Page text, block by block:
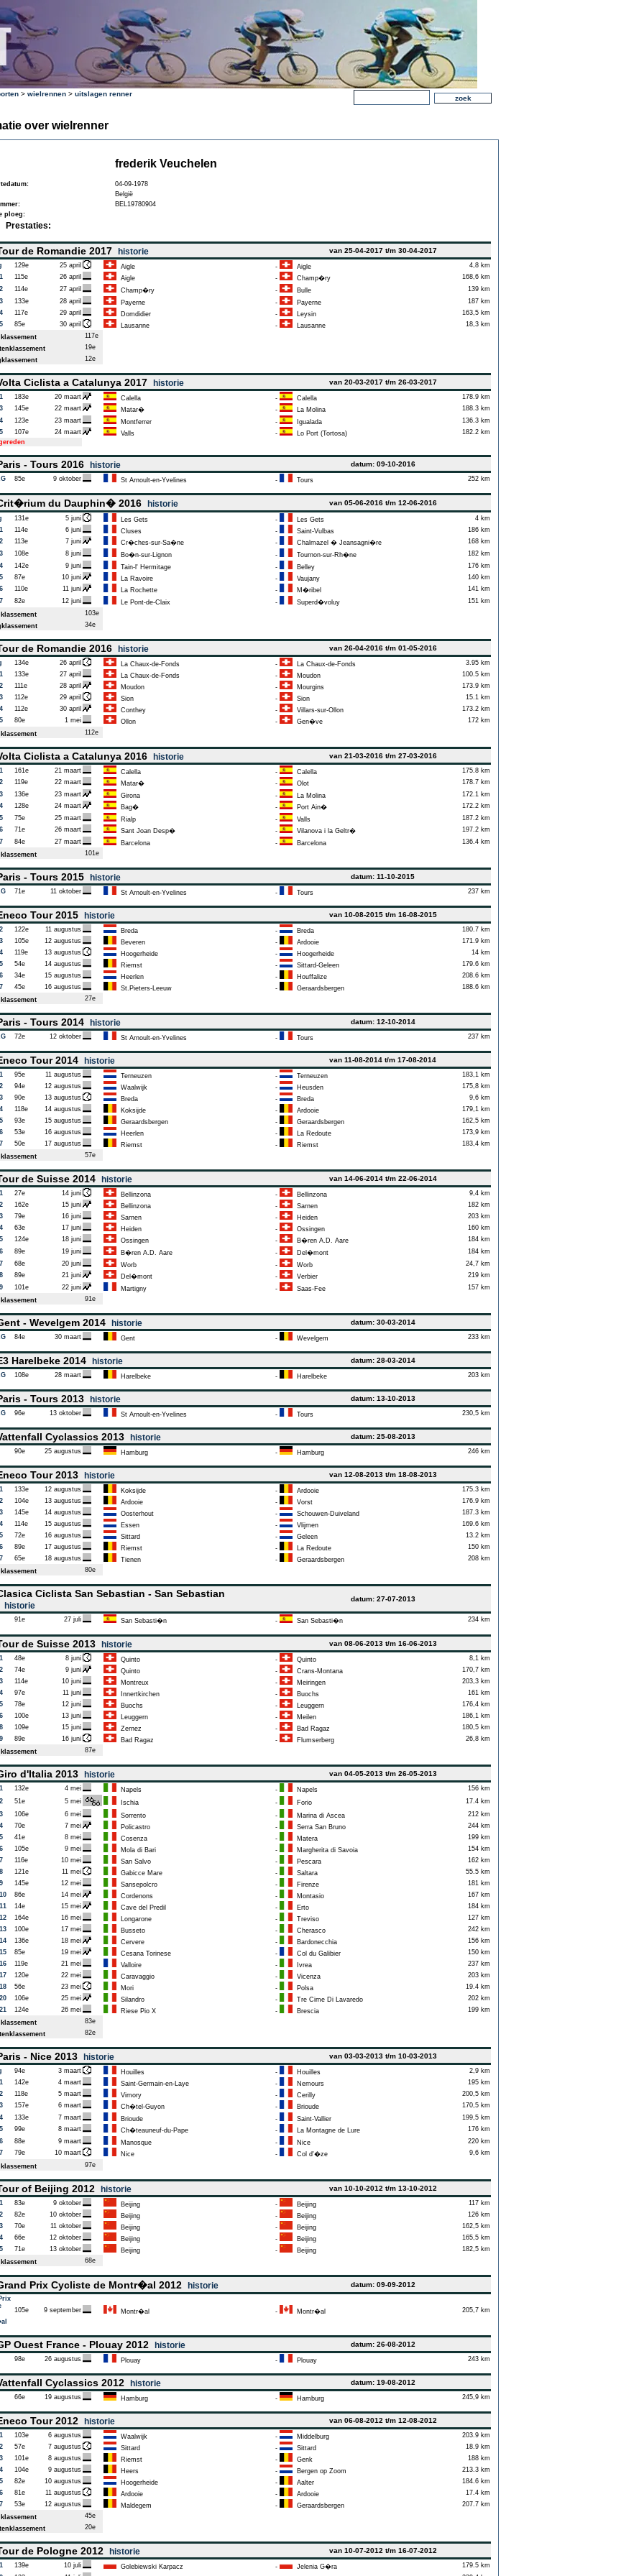
> wielrennen > uitslagen renner
over wielrenner
frederik Veuchelen
04-09-1978
België
BEL19780904
ploeg:
Prestaties:
de Romandie 2017 historie van 25-04-2017 t/m 30-04-2017
129e 25 april Aigle - Aigle
4,8 km
115e 26 april Aigle - Champ�ry
168,6 km
114e 27 april Champ�ry - Bulle
139 km
133e 28 april Payerne - Payerne
187 km
117e 29 april Domdidier - Leysin
163,5 km
85e 30 april Lausanne - Lausanne
18,3 km
117e
19e
12e
Ciclista a Catalunya 2017 historie van 20-03-2017 t/m 26-03-2017
183e 20 maart Calella - Calella
178.9 km
145e 22 maart Matar� - La Molina
188.3 km
123e 23 maart Montferrer - Igualada
136.3 km
107e 24 maart Valls - Lo Port (Tortosa)
182.2 km
- Tours 2016 historie datum: 09-10-2016
85e 9 oktober St Arnoult-en-Yvelines - Tours 252 km
du Dauphin� 2016 historie van 05-06-2016 t/m 12-06-2016
131e 5 juni Les Gets - Les Gets
4 km
114e 6 juni Cluses - Saint-Vulbas
186 km
113e 7 juni Cr�ches-sur-Sa�ne - Chalmazel � Jeansagni�re
168 km
108e 8 juni Bo�n-sur-Lignon - Tournon-sur-Rh�ne
182 km
142e 9 juni Tain-l' Hermitage - Belley
176 km
87e 10 juni La Ravoire - Vaujany
140 km
110e 11 juni La Rochette - M�ribel
141 km
82e 12 juni Le Pont-de-Claix - Superd�voluy
151 km
103e
34e
de Romandie 2016 historie van 26-04-2016 t/m 01-05-2016
134e 26 april La Chaux-de-Fonds - La Chaux-de-Fonds
3.95 km
133e 27 april La Chaux-de-Fonds - Moudon
100.5 km
111e 28 april Moudon - Mourgins
173.9 km
112e 29 april Sion - Sion
15.1 km
112e 30 april Conthey - Villars-sur-Ollon
173.2 km
80e 1 mei Ollon - Gen�ve
172 km
112e
Ciclista a Catalunya 2016 historie van 21-03-2016 t/m 27-03-2016
161e 21 maart Calella - Calella
175.8 km
119e 22 maart Matar� - Olot
178.7 km
136e 23 maart Girona - La Molina
172.1 km
128e 24 maart Bag� - Port Ain�
172.2 km
75e 25 maart Rialp - Valls
187.2 km
71e 26 maart Sant Joan Desp� - Vilanova i la Geltr�
197.2 km
84e 27 maart Barcelona - Barcelona
136.4 km
101e
- Tours 2015 historie datum: 11-10-2015
71e 11 oktober St Arnoult-en-Yvelines - Tours 237 km
Tour 2015 historie van 10-08-2015 t/m 16-08-2015
122e 11 augustus Breda - Breda
180.7 km
105e 12 augustus Beveren - Ardooie
171.9 km
119e 13 augustus Hoogerheide - Hoogerheide
14 km
54e 14 augustus Riemst - Sittard-Geleen
179.6 km
34e 15 augustus Heerlen - Houffalize
208.6 km
45e 16 augustus St.Pieters-Leeuw - Geraardsbergen
188.6 km
27e
- Tours 2014 historie datum: 12-10-2014
72e 12 oktober St Arnoult-en-Yvelines - Tours 237 km
Tour 2014 historie van 11-08-2014 t/m 17-08-2014
95e 11 augustus Terneuzen - Terneuzen
183,1 km
94e 12 augustus Waalwijk - Heusden
175,8 km
90e 13 augustus Breda - Breda
9,6 km
118e 14 augustus Koksijde - Ardooie
179,1 km
93e 15 augustus Geraardsbergen - Geraardsbergen
162,5 km
53e 16 augustus Heerlen - La Redoute
173,9 km
50e 17 augustus Riemst - Riemst
183,4 km
57e
de Suisse 2014 historie van 14-06-2014 t/m 22-06-2014
27e 14 juni Bellinzona - Bellinzona
9,4 km
162e 15 juni Bellinzona - Sarnen
182 km
79e 16 juni Sarnen - Heiden
203 km
63e 17 juni Heiden - Ossingen
160 km
124e 18 juni Ossingen - B�ren A.D. Aare
184 km
89e 19 juni B�ren A.D. Aare - Del�mont
184 km
68e 20 juni Worb - Worb
24,7 km
89e 21 juni Del�mont - Verbier
219 km
101e 22 juni Martigny - Saas-Fee
157 km
91e
- Wevelgem 2014 historie datum: 30-03-2014
84e 30 maart Gent - Wevelgem 233 km
Harelbeke 2014 historie datum: 28-03-2014
108e 28 maart Harelbeke - Harelbeke 203 km
- Tours 2013 historie datum: 13-10-2013
96e 13 oktober St Arnoult-en-Yvelines - Tours 230,5 km
Cyclassics 2013 historie datum: 25-08-2013
90e 25 augustus Hamburg - Hamburg 246 km
Tour 2013 historie van 12-08-2013 t/m 18-08-2013
133e 12 augustus Koksijde - Ardooie
175.3 km
104e 13 augustus Ardooie - Vorst
176.9 km
145e 14 augustus Oosterhout - Schouwen-Duiveland
187.3 km
114e 15 augustus Essen - Vlijmen
169.6 km
72e 16 augustus Sittard - Geleen
13.2 km
89e 17 augustus Riemst - La Redoute
150 km
65e 18 augustus Tienen - Geraardsbergen
208 km
80e
Ciclista San Sebastian - San Sebastian
historie
datum: 27-07-2013
91e 27 juli San Sebasti�n - San Sebasti�n 234 km
de Suisse 2013 historie van 08-06-2013 t/m 16-06-2013
48e 8 juni Quinto - Quinto
8,1 km
74e 9 juni Quinto - Crans-Montana
170,7 km
114e 10 juni Montreux - Meiringen
203,3 km
97e 11 juni Innertkirchen - Buochs
161 km
78e 12 juni Buochs - Leuggern
176,4 km
100e 13 juni Leuggern - Meilen
186,1 km
109e 15 juni Zernez - Bad Ragaz
180,5 km
89e 16 juni Bad Ragaz - Flumserberg
26,8 km
87e
d'Italia 2013 historie van 04-05-2013 t/m 26-05-2013
132e 4 mei Napels - Napels
156 km
51e 5 mei Ischia - Forio
17.4 km
106e 6 mei Sorrento - Marina di Ascea
212 km
70e 7 mei Policastro - Serra San Bruno
244 km
41e 8 mei Cosenza - Matera
199 km
105e 9 mei Mola di Bari - Margherita di Savoia
154 km
116e 10 mei San Salvo - Pescara
162 km
121e 11 mei Gabicce Mare - Saltara
55.5 km
145e 12 mei Sansepolcro - Firenze
181 km
86e 14 mei Cordenons - Montasio
167 km
14e 15 mei Cave del Predil - Erto
184 km
164e 16 mei Longarone - Treviso
127 km
100e 17 mei Busseto - Cherasco
242 km
136e 18 mei Cervere - Bardonecchia
156 km
85e 19 mei Cesana Torinese - Col du Galibier
150 km
119e 21 mei Valloire - Ivrea
237 km
120e 22 mei Caravaggio - Vicenza
203 km
56e 23 mei Mori - Polsa
19.4 km
106e 25 mei Silandro - Tre Cime Di Lavaredo
202 km
124e 26 mei Riese Pio X - Brescia
199 km
83e
82e
- Nice 2013 historie van 03-03-2013 t/m 10-03-2013
94e 3 maart Houilles - Houilles
2,9 km
142e 4 maart Saint-Germain-en-Laye - Nemours
195 km
118e 5 maart Vimory - Cerilly
200,5 km
157e 6 maart Ch�tel-Guyon - Brioude
170,5 km
133e 7 maart Brioude - Saint-Vallier
199,5 km
99e 8 maart Ch�teauneuf-du-Pape - La Montagne de Lure
176 km
88e 9 maart Manosque - Nice
220 km
79e 10 maart Nice - Col d'�ze
9,6 km
97e
of Beijing 2012 historie van 10-10-2012 t/m 13-10-2012
83e 9 oktober Beijing - Beijing
117 km
82e 10 oktober Beijing - Beijing
126 km
70e 11 oktober Beijing - Beijing
162,5 km
66e 12 oktober Beijing - Beijing
165,5 km
71e 13 oktober Beijing - Beijing
182,5 km
68e
Prix Cycliste de Montr�al 2012 historie datum: 09-09-2012
105e 9 september Montr�al - Montr�al 205,7 km
Ouest France - Plouay 2012 historie datum: 26-08-2012
98e 26 augustus Plouay - Plouay 243 km
Cyclassics 2012 historie datum: 19-08-2012
66e 19 augustus Hamburg - Hamburg 245,9 km
Tour 2012 historie van 06-08-2012 t/m 12-08-2012
103e 6 augustus Waalwijk - Middelburg
203.9 km
57e 7 augustus Sittard - Sittard
18.9 km
101e 8 augustus Riemst - Genk
188 km
104e 9 augustus Heers - Bergen op Zoom
213.3 km
82e 10 augustus Hoogerheide - Aalter
184.6 km
81e 11 augustus Ardooie - Ardooie
17.4 km
53e 12 augustus Maldegem - Geraardsbergen
207.7 km
45e
20e
de Pologne 2012 historie van 10-07-2012 t/m 16-07-2012
139e 10 juli Golebiewski Karpacz - Jelenia G�ra
179.5 km